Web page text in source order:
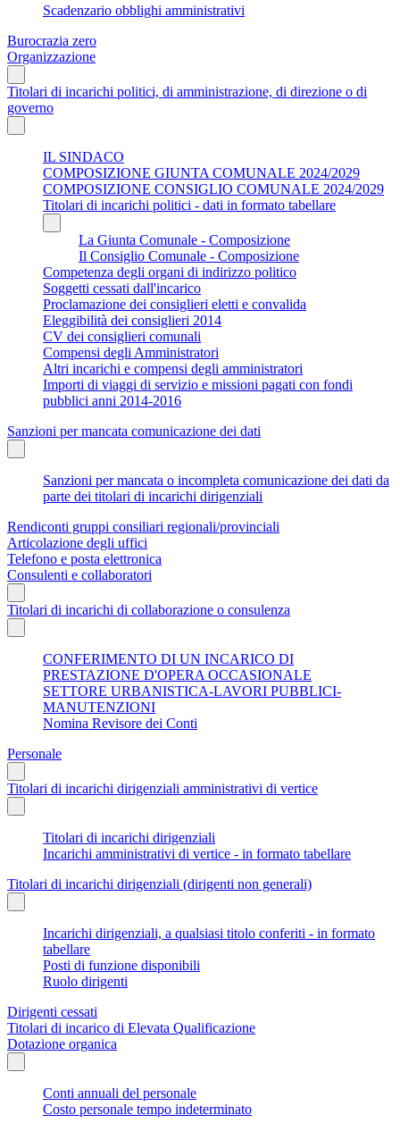
Scadenzario obblighi amministrativi
Burocrazia zero
Organizzazione
Titolari di incarichi politici, di amministrazione, di direzione o di
governo
IL SINDACO
COMPOSIZIONE GIUNTA COMUNALE 2024/2029
COMPOSIZIONE CONSIGLIO COMUNALE 2024/2029
Titolari di incarichi politici - dati in formato tabellare
La Giunta Comunale - Composizione
Il Consiglio Comunale - Composizione
Competenza degli organi di indirizzo politico
Soggetti cessati dall'incarico
Proclamazione dei consiglieri eletti e convalida
Eleggibilità dei consiglieri 2014
CV dei consiglieri comunali
Compensi degli Amministratori
Altri incarichi e compensi degli amministratori
Importi di viaggi di servizio e missioni pagati con fondi
pubblici anni 2014-2016
Sanzioni per mancata comunicazione dei dati
Sanzioni per mancata o incompleta comunicazione dei dati da
parte dei titolari di incarichi dirigenziali
Rendiconti gruppi consiliari regionali/provinciali
Articolazione degli uffici
Telefono e posta elettronica
Consulenti e collaboratori
Titolari di incarichi di collaborazione o consulenza
CONFERIMENTO DI UN INCARICO DI
PRESTAZIONE D'OPERA OCCASIONALE
SETTORE URBANISTICA-LAVORI PUBBLICI-
MANUTENZIONI
Nomina Revisore dei Conti
Personale
Titolari di incarichi dirigenziali amministrativi di vertice
Titolari di incarichi dirigenziali
Incarichi amministrativi di vertice - in formato tabellare
Titolari di incarichi dirigenziali (dirigenti non generali)
Incarichi dirigenziali, a qualsiasi titolo conferiti - in formato
tabellare
Posti di funzione disponibili
Ruolo dirigenti
Dirigenti cessati
Titolari di incarico di Elevata Qualificazione
Dotazione organica
Conti annuali del personale
Costo personale tempo indeterminato